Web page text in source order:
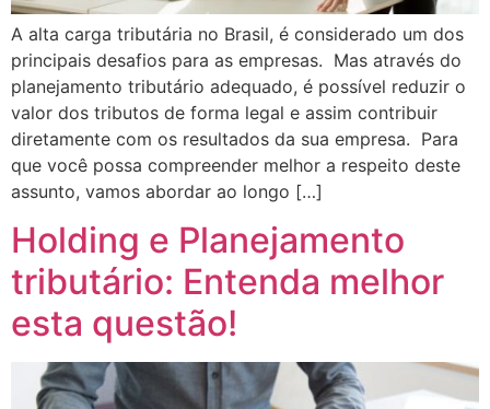
A alta carga tributária no Brasil, é considerado um dos
principais desafios para as empresas. Mas através do
planejamento tributário adequado, é possível reduzir o
valor dos tributos de forma legal e assim contribuir
diretamente com os resultados da sua empresa. Para
que você possa compreender melhor a respeito deste
assunto, vamos abordar ao longo […]
Holding e Planejamento
tributário: Entenda melhor
esta questão!